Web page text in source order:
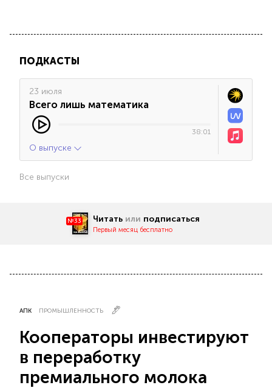
ПОДКАСТЫ
23 июля
Всего лишь математика
38:01
О выпуске
Все выпуски
№33 Читать или подписаться
Первый месяц бесплатно
АПК ПРОМЫШЛЕННОСТЬ
Кооператоры инвестируют
в переработку
премиального молока